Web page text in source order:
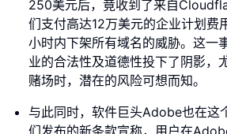
250美元后，竟收到了来自
们支付高达12万美元的企业计划费
小时内下架所有域名的威胁。这一
业的合法性及道德性投下了阴影，
赌场时，潜在的风险可想而知。
与此同时，软件巨头Adobe也在这
们发布的新条款宣称，用户在